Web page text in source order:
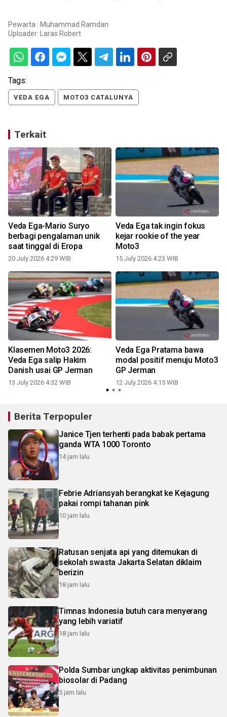
Pewarta : Muhammad Ramdan
Uploader:
Laras Robert
Tags:
VEDA EGA MOTO3 CATALUNYA
Terkait
Veda Ega-Mario Suryo
berbagi pengalaman unik
saat tinggal di Eropa
20 July 2026 4:29 WIB
Veda Ega tak ingin fokus
kejar rookie of the year
Moto3
15 July 2026 4:23 WIB
Klasemen Moto3 2026:
Veda Ega salip Hakim
Danish usai GP Jerman
13 July 2026 4:32 WIB
Veda Ega Pratama bawa
modal positif menuju Moto3
GP Jerman
12 July 2026 4:15 WIB
Berita Terpopuler
Janice Tjen terhenti pada babak pertama
ganda WTA 1000 Toronto
14 jam lalu
Febrie Adriansyah berangkat ke Kejagung
pakai rompi tahanan pink
10 jam lalu
Ratusan senjata api yang ditemukan di
sekolah swasta Jakarta Selatan diklaim
berizin
18 jam lalu
Timnas Indonesia butuh cara menyerang
yang lebih variatif
18 jam lalu
Polda Sumbar ungkap aktivitas penimbunan
biosolar di Padang
5 jam lalu